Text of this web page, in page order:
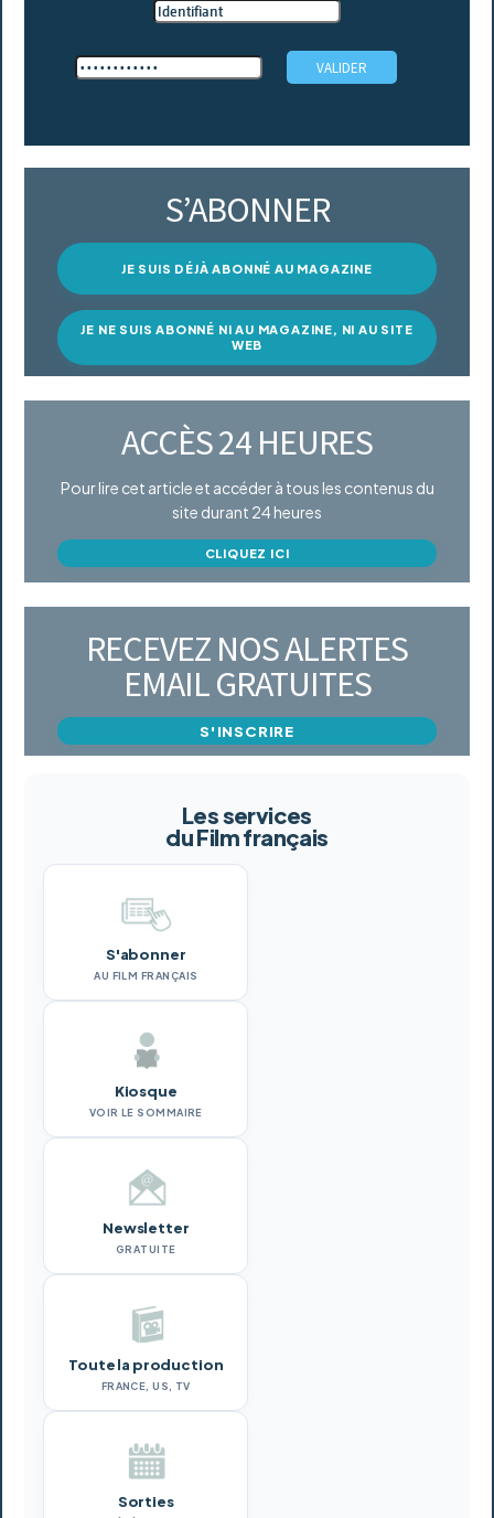
S’ABONNER
JE SUIS DÉJÀ ABONNÉ AU MAGAZINE
JE NE SUIS ABONNÉ NI AU MAGAZINE, NI AU SITE
WEB
ACCÈS 24 HEURES
Pour lire cet article et accéder à tous les contenus du
site durant 24 heures
CLIQUEZ ICI
RECEVEZ NOS ALERTES
EMAIL GRATUITES
S'INSCRIRE
Les services
du Film français
S'abonner
AU FILM FRANÇAIS
Kiosque
VOIR LE SOMMAIRE
Newsletter
GRATUITE
Toute la production
FRANCE, US, TV
Sorties